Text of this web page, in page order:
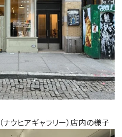
ウヒアギャラリー）店内の様子